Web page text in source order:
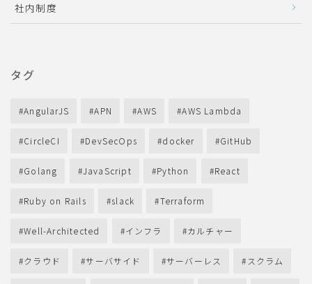
社内制度
タグ
AngularJS APN AWS AWS Lambda
CircleCI DevSecOps docker GitHub
Golang JavaScript Python React
Ruby on Rails slack Terraform
Well-Architected インフラ カルチャー
クラウド サーバサイド サーバーレス スクラム